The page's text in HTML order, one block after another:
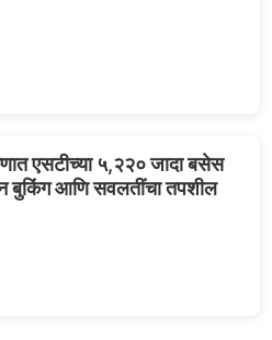
एसटीच्या ५,२२० जादा बसेस
बुकिंग आणि सवलतींचा तपशील